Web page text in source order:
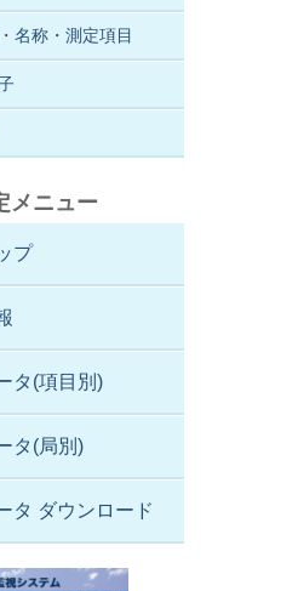
名称・測定項目
メニュー
プ
タ(項目別)
タ(局別)
タ ダウンロード